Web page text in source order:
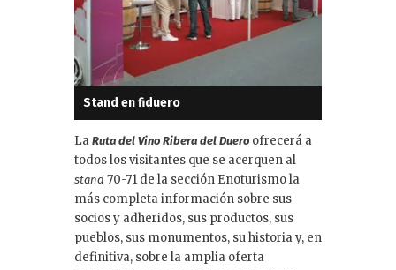
Stand en fiduero
La Ruta del Vino Ribera del Duero ofrecerá a
todos los visitantes que se acerquen al
stand 70-71 de la sección Enoturismo la
más completa información sobre sus
socios y adheridos, sus productos, sus
pueblos, sus monumentos, su historia y, en
definitiva, sobre la amplia oferta